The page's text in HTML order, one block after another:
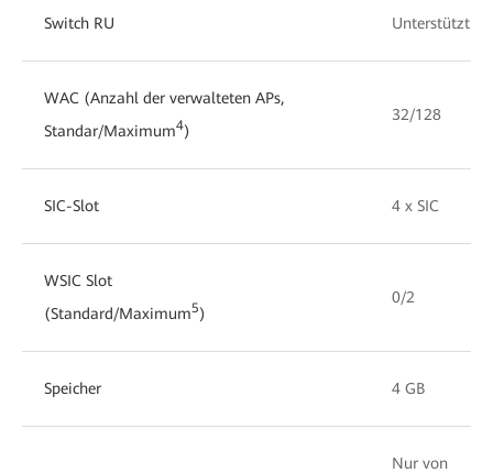
Switch RU Unterstützt
WAC (Anzahl der verwalteten APs,
Standar/Maximum4)
32/128
SIC-Slot 4 x SIC
WSIC Slot
(Standard/Maximum5)
0/2
Speicher 4 GB
Nur von